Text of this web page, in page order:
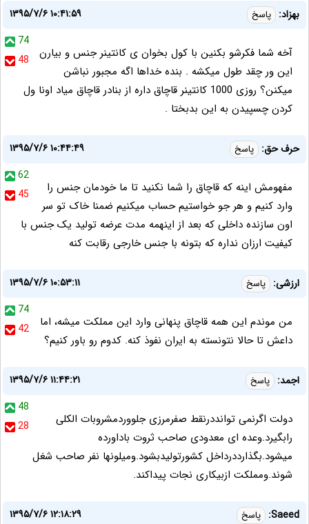
بهزاد: پاسخ
۱۳۹۵/۷/۶ ۱۰:۴۱:۵۹
74
48
آخه شما فکرشو بکنین با کول بخوان ی کانتینر جنس و بیارن
این ور چقد طول میکشه . بنده خداها اگه مجبور نباشن
میکنن؟ روزی 1000 کانتینر قاچاق داره از بنادر قاچاق میاد اونا ول
کردن چسپیدن به این بدبختا .
حرف حق: پاسخ
۱۳۹۵/۷/۶ ۱۰:۴۴:۴۹
62
45
مفهومش اینه که قاچاق را شما نکنید تا ما خودمان جنس را
وارد کنیم و هر جو خواستیم حساب میکنیم ضمنا خاک تو سر
اون سازنده داخلی که بعد از اینهمه مدت عرضه تولید یک جنس با
کیفیت ارزان نداره که بتونه با جنس خارجی رقابت کنه
ارزشی: پاسخ
۱۳۹۵/۷/۶ ۱۰:۵۳:۱۱
74
42
من موندم این همه قاچاق پنهانی وارد این مملکت میشه، اما
داعش تا حالا نتونسته به ایران نفوذ کنه. کدوم رو باور کنیم؟
اجمد: پاسخ
۱۳۹۵/۷/۶ ۱۱:۴۴:۲۱
48
28
دولت اگرنمی توانددرنقط صفرمرزی جلووردمشروبات الکلی
رابگیرد.وعده ای معدودی صاحب ثروت باداورده
میشود.بگذارددرداخل کشورتولیدبشود.ومیلونها نفر صاحب شغل
شوند.ومملکت ازبیکاری نجات پیداکند.
Saeed: پاسخ
۱۳۹۵/۷/۶ ۱۲:۱۸:۲۹